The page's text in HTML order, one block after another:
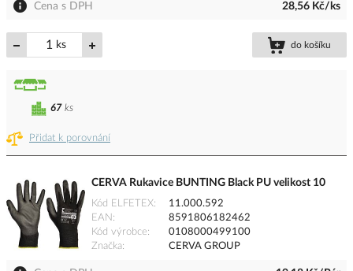
Cena s DPH 28,56 Kč/ks
ks do košíku
Přidat k porovnání
67 ks
CERVA Rukavice BUNTING Black PU velikost 10
Kód ELFETEX
11.000.592
EAN
8591806182462
Kód výrobce
0108000499100
Značka
CERVA GROUP